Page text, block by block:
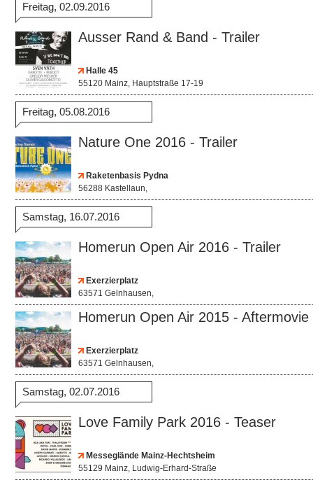
Freitag, 02.09.2016
Ausser Rand & Band - Trailer
Halle 45
55120 Mainz, Hauptstraße 17-19
Freitag, 05.08.2016
Nature One 2016 - Trailer
Raketenbasis Pydna
56288 Kastellaun,
Samstag, 16.07.2016
Homerun Open Air 2016 - Trailer
Exerzierplatz
63571 Gelnhausen,
Homerun Open Air 2015 - Aftermovie
Exerzierplatz
63571 Gelnhausen,
Samstag, 02.07.2016
Love Family Park 2016 - Teaser
Messeglände Mainz-Hechtsheim
55129 Mainz, Ludwig-Erhard-Straße